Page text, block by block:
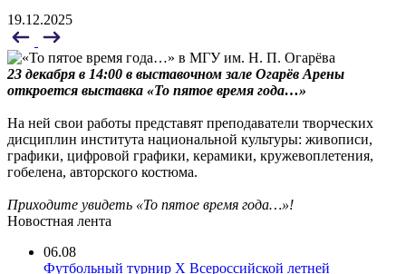
19.12.2025
23 декабря в 14:00 в выставочном зале Огарёв Арены
откроется выставка «То пятое время года…»
На ней свои работы представят преподаватели творческих
дисциплин института национальной культуры: живописи,
графики, цифровой графики, керамики, кружевоплетения,
гобелена, авторского костюма.
Приходите увидеть «То пятое время года…»!
Новостная лента
06.08
Футбольный турнир X Всероссийской летней